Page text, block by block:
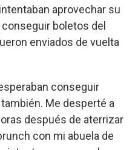
aprovechar su
conseguir boletos del
enviados de vuelta
conseguir
Me desperté a
después de aterrizar
con mi abuela de